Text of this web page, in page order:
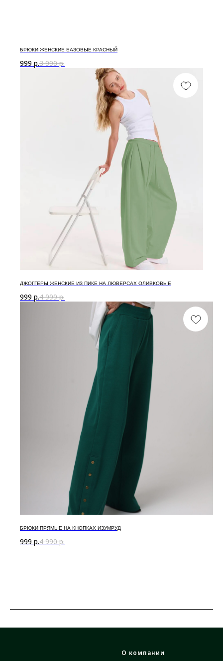
БРЮКИ ЖЕНСКИЕ БАЗОВЫЕ КРАСНЫЙ
999 р.3 990 р.
ДЖОГГЕРЫ ЖЕНСКИЕ ИЗ ПИКЕ НА ЛЮВЕРСАХ ОЛИВКОВЫЕ
999 р.4 999 р.
БРЮКИ ПРЯМЫЕ НА КНОПКАХ ИЗУМРУД
999 р.4 990 р.
О компании